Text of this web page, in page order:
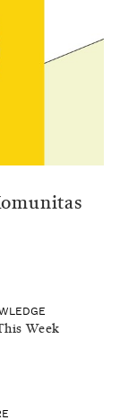
Week